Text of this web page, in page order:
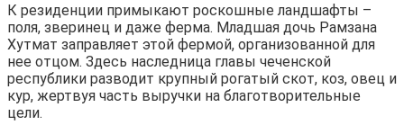
К резиденции примыкают роскошные ландшафты –
поля, зверинец и даже ферма. Младшая дочь Рамзана
Хутмат заправляет этой фермой, организованной для
нее отцом. Здесь наследница главы чеченской
республики разводит крупный рогатый скот, коз, овец и
кур, жертвуя часть выручки на благотворительные
цели.